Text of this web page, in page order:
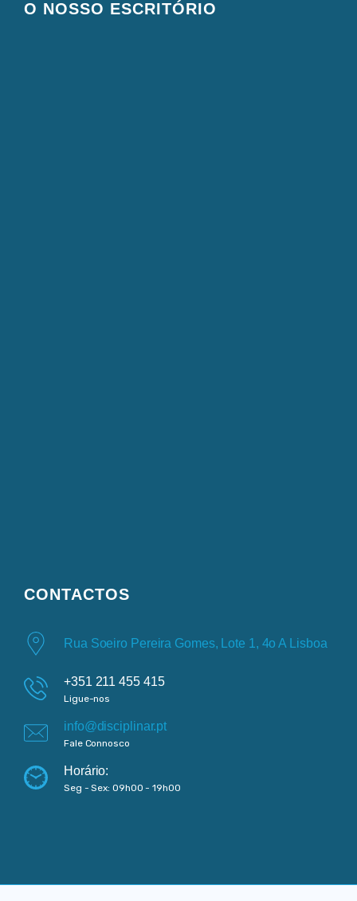
O NOSSO ESCRITÓRIO
CONTACTOS
Rua Soeiro Pereira Gomes, Lote 1, 4o A Lisboa
+351 211 455 415
Ligue-nos
info@disciplinar.pt
Fale Connosco
Horário:
Seg - Sex: 09h00 - 19h00